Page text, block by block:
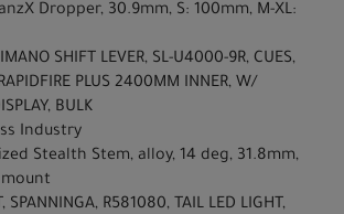
Dropper, 30.9mm, S: 100mm, M-XL:
SHIFT LEVER, SL-U4000-9R, CUES,
PLUS 2400MM INNER, W/
BULK
Industry
Stealth Stem, alloy, 14 deg, 31.8mm,
R581080, TAIL LED LIGHT,